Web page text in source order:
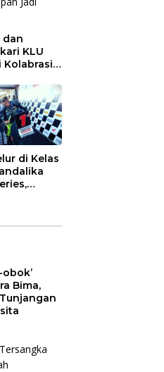
dan
KLU
Kolabrasi
dan Un
di Kelas
Bima,